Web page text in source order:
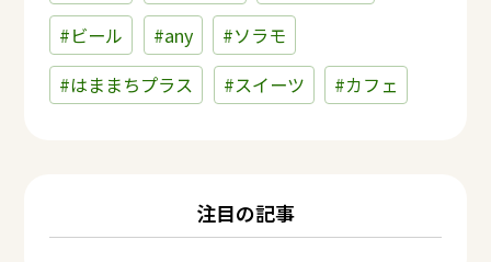
#ビール
#any
#ソラモ
#はままちプラス
#スイーツ #カフェ
注目の記事